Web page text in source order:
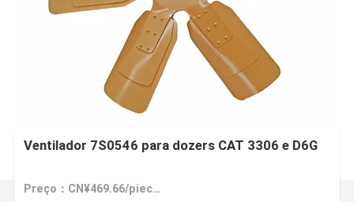
Ventilador 7S0546 para dozers CAT 3306 e D6G
Preço：CN¥469.66/pieces 1-99 pieces